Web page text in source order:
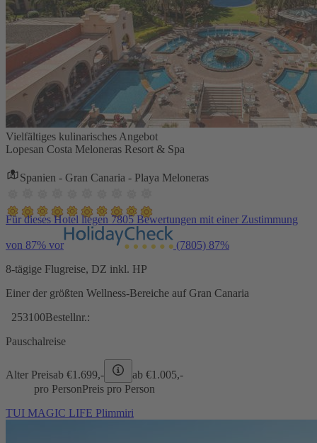
Vielfältiges kulinarisches Angebot
Lopesan Costa Meloneras Resort & Spa
Spanien - Gran Canaria - Playa Meloneras
Für dieses Hotel liegen 7805 Bewertungen mit einer Zustimmung
von 87% vor (7805) 87%
8-tägige Flugreise, DZ inkl. HP
Einer der größten Wellness-Bereiche auf Gran Canaria
253100Bestellnr.:
Pauschalreise
Alter Preisab €1.699,- ab €1.005,-
pro PersonPreis pro Person
TUI MAGIC LIFE Plimmiri